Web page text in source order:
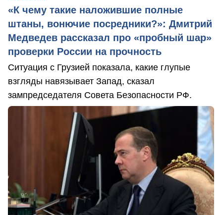
«К чему такие наложившие полные
штаны, вонючие посредники?»: Дмитрий
Медведев рассказал про «пробный шар»
проверки России на прочность
Ситуация с Грузией показала, какие глупые
взгляды навязывает Запад, сказал
зампредседателя Совета Безопасности РФ.